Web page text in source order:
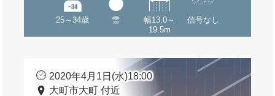
25～34歳 雪
幅13.0～
19.5m
信号なし
2020年4月1日(水)18:00
大町市大町 付近